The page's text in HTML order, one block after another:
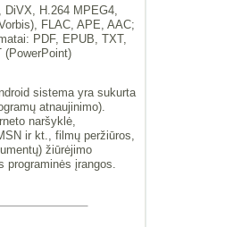
H.264 MPEG4,
FLAC, APE, AAC;
PDF, EPUB, TXT,
(PowerPoint)
sistema yra sukurta
atnaujinimo).
naršyklė,
ir kt., filmų peržiūros,
žiūrėjimo
programinės įrangos.